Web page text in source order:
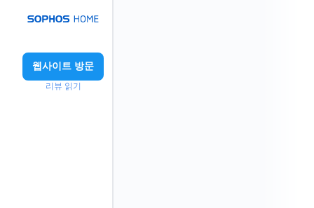
웹사이트 방문
리뷰 읽기